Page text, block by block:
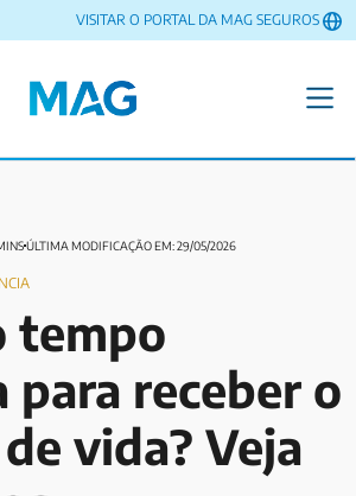
VISITAR O PORTAL DA MAG SEGUROS
ÚLTIMA MODIFICAÇÃO EM: 29/05/2026
tempo
para receber o
vida? Veja